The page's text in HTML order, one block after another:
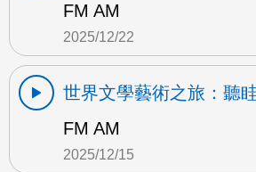
FM AM
2025/12/22
世界文學藝術之旅：聽
FM AM
2025/12/15